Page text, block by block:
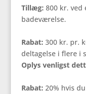
Tillæg: 800 kr. ved
badeværelse.
Rabat: 300 kr. pr.
deltagelse i flere i
Oplys venligst
Rabat: 20% hvis